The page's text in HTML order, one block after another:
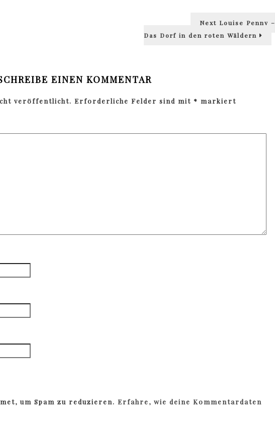
Next Next
Louise Penny –
Das Dorf in den roten Wäldern
EINEN KOMMENTAR
veröffentlicht. Erforderliche Felder sind mit * markiert
um Spam zu reduzieren.Erfahre, wie deine Kommentardaten